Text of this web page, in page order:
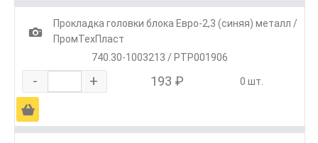
1
Прокладка головки блока Евро-2,3 (синяя) металл /
ПромТехПласт
740.30-1003213 / РТР001906
- + 193 ₽ 0 шт.
Ä